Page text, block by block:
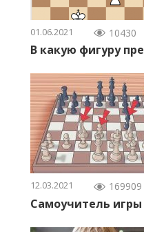
01.06.2021 10430
В какую фигуру
12.03.2021 169909
Самоучитель